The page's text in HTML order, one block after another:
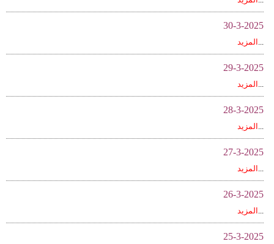
مرأة
وتكنولوجيا
30-3-2025
... المزيد
29-3-2025
... المزيد
28-3-2025
... المزيد
27-3-2025
... المزيد
26-3-2025
... المزيد
25-3-2025